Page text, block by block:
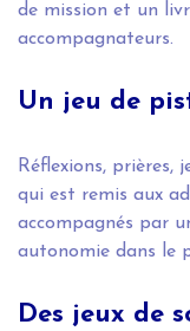
de mission et un
accompagnateurs.
Un jeu de
Réflexions, prières,
qui est remis aux
accompagnés par
autonomie dans le
Des jeux de